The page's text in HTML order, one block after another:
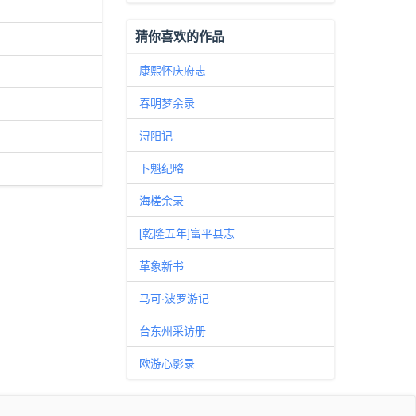
猜你喜欢的作品
康熙怀庆府志
春明梦余录
浔阳记
卜魁纪略
海槎余录
[乾隆五年]富平县志
革象新书
马可·波罗游记
台东州采访册
欧游心影录